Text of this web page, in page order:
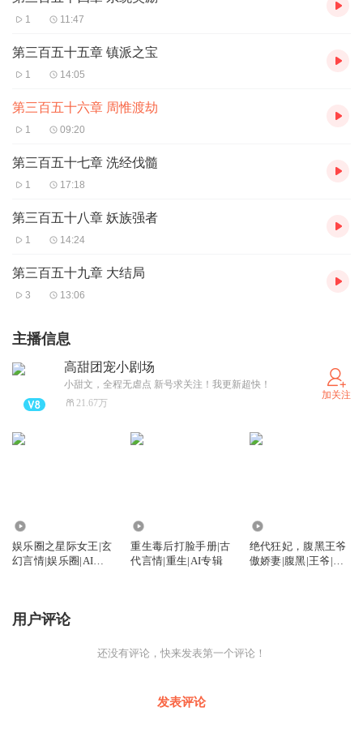
1 11:47
第三百五十五章 镇派之宝
1 14:05
第三百五十六章 周惟渡劫
1 09:20
第三百五十七章 洗经伐髓
1 17:18
第三百五十八章 妖族强者
1 14:24
第三百五十九章 大结局
3 13:06
主播信息
高甜团宠小剧场
小甜文，全程无虐点 新号求关注！我更新超快！
21.67万
加关注
娱乐圈之星际女王|玄
幻言情|娱乐圈|AI专
重生毒后打脸手册|古
代言情|重生|AI专辑
绝代狂妃，腹黑王爷
傲娇妻|腹黑|王爷|王
用户评论
还没有评论，快来发表第一个评论！
发表评论